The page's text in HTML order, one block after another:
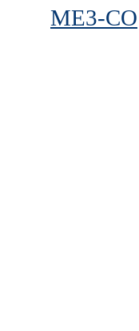
ME3-CO